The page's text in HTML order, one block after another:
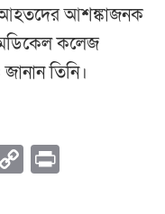
আহতদের আশঙ্কাজনক
কলেজ
তিনি।
Copy